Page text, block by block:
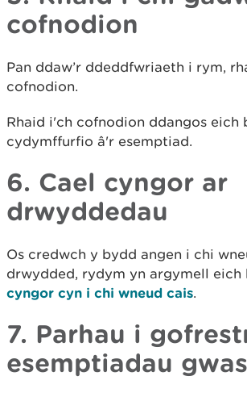
cofnodion
Pan ddaw’r ddeddfwriaeth i rym,
cofnodion.
Rhaid i'ch cofnodion ddangos eich
cydymffurfio â'r esemptiad.
6. Cael cyngor ar
drwyddedau
Os credwch y bydd angen i chi
drwydded, rydym yn argymell eich
cyngor cyn i chi wneud cais.
7. Parhau i
esemptiadau